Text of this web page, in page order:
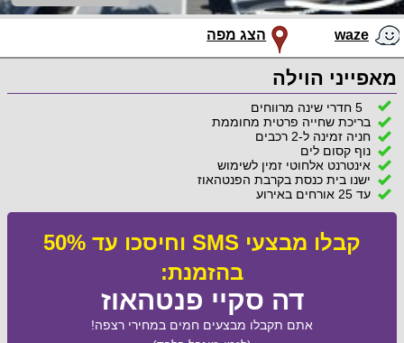
waze הצג מפה
מאפייני הוילה
5 חדרי שינה מרווחים
בריכת שחייה פרטית מחוממת
חניה זמינה ל-2 רכבים
נוף קסום לים
אינטרנט אלחוטי זמין לשימוש
ישנו בית כנסת בקרבת הפנטהאוז
עד 25 אורחים באירוע
קבלו מבצעי SMS וחיסכו עד 50%
בהזמנת:
דה סקיי פנטהאוז
אתם תקבלו מבצעים חמים במחירי רצפה!